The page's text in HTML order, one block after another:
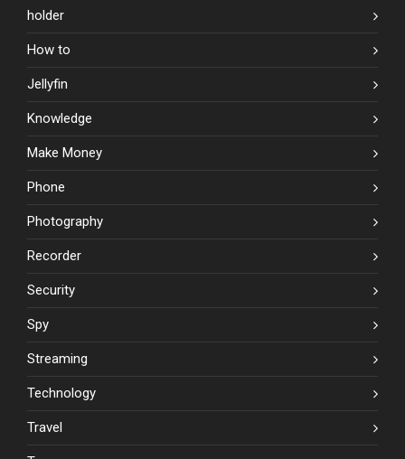
holder
How to
Jellyfin
Knowledge
Make Money
Phone
Photography
Recorder
Security
Spy
Streaming
Technology
Travel